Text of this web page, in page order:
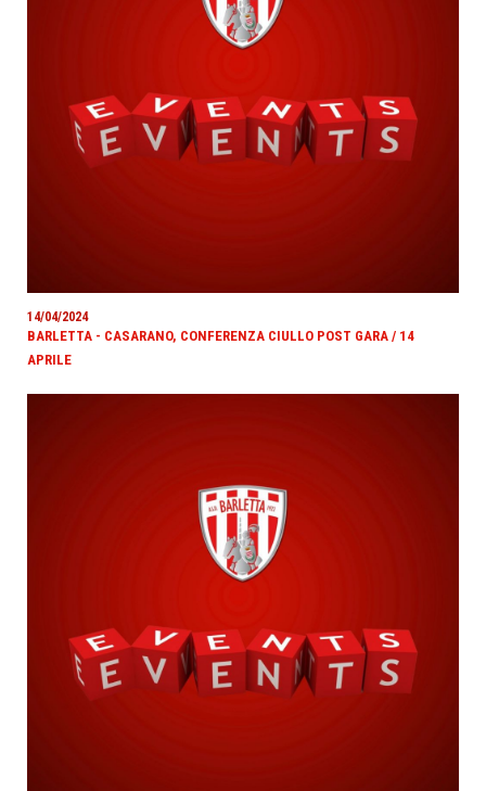
14/04/2024
BARLETTA - CASARANO, CONFERENZA CIULLO POST GARA / 14
APRILE